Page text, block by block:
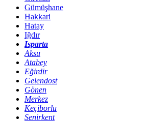
Gümüşhane
Hakkari
Hatay
Iğdır
Isparta
Aksu
Atabey
Eğirdir
Gelendost
Gönen
Merkez
Keçiborlu
Senirkent